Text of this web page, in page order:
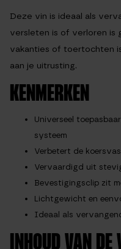
Deze vin is ideaal als
versleten is of verloren is
vakanties of toertochten
aan je uitrusting.
KENMERKEN
Universeel
systeem
Verbetert de
Vervaardigd uit
Bevestigingsclip zit
Lichtgewicht en
Ideaal als
INHOUD VAN DE